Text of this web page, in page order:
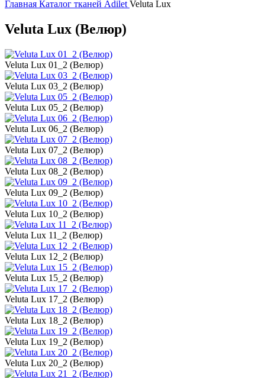
Главная Каталог тканей Adilet Veluta Lux
Veluta Lux (Велюр)
Veluta Lux 01_2 (Велюр)
Veluta Lux 03_2 (Велюр)
Veluta Lux 05_2 (Велюр)
Veluta Lux 06_2 (Велюр)
Veluta Lux 07_2 (Велюр)
Veluta Lux 08_2 (Велюр)
Veluta Lux 09_2 (Велюр)
Veluta Lux 10_2 (Велюр)
Veluta Lux 11_2 (Велюр)
Veluta Lux 12_2 (Велюр)
Veluta Lux 15_2 (Велюр)
Veluta Lux 17_2 (Велюр)
Veluta Lux 18_2 (Велюр)
Veluta Lux 19_2 (Велюр)
Veluta Lux 20_2 (Велюр)